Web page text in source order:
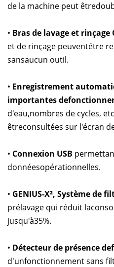
de la machine peut
• Bras de lavage et rinçage
et de rinçage peuventêtre
sansaucun outil.
• Enregistrement
importantes
d'eau,nombres de cycles,
êtreconsultées sur l'écran
• Connexion USB
donnéesopérationnelles.
• GENIUS-X², Système de
prélavage qui réduit
jusqu'à35%.
• Détecteur de présence
d'unfonctionnement sans